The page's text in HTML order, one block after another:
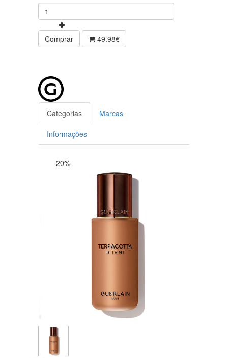
Comprar 49.98€
Categorias Marcas
Informações
-20%